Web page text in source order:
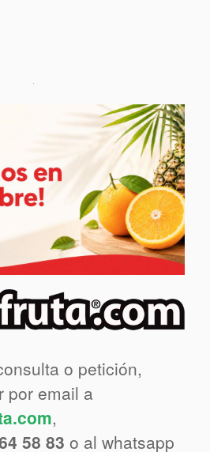
o petición,
por email a
,
58 83 o al whatsapp